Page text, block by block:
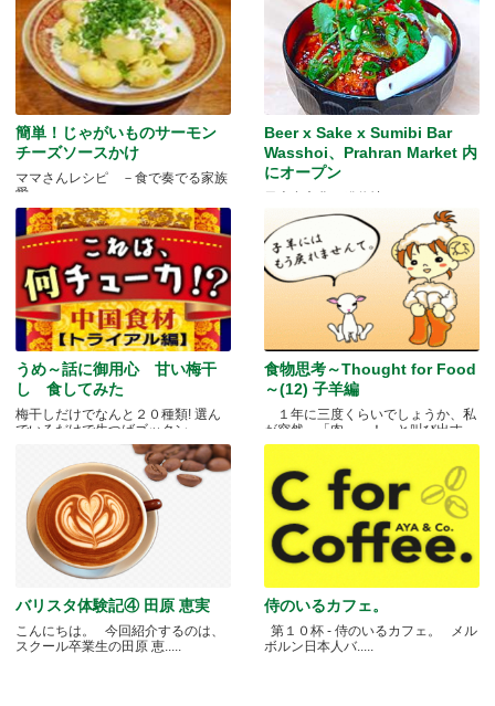
簡単！じゃがいものサーモン
チーズソースかけ
ママさんレシピ －食で奏でる家族
愛－
Beer x Sake x Sumibi Bar
Wasshoi、Prahran Market 内
にオープン
日本食文化の発信地
うめ～話に御用心 甘い梅干
し 食してみた
梅干しだけでなんと２０種類! 選ん
でいるだけで生つばゴックン。 .....
食物思考～Thought for Food
～(12) 子羊編
１年に三度くらいでしょうか、私
が突然、「肉～っ！」と叫び出す
瞬.....
バリスタ体験記④ 田原 恵実
こんにちは。 今回紹介するのは、
スクール卒業生の田原 恵.....
侍のいるカフェ。
第１０杯 - 侍のいるカフェ。 メル
ボルン日本人バ.....